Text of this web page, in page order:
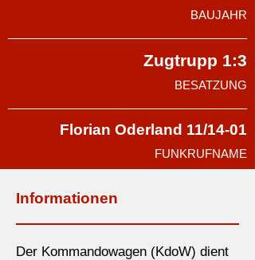
BAUJAHR
Zugtrupp 1:3
BESATZUNG
Florian Oderland 11/14-01
FUNKRUFNAME
Informationen
Der Kommandowagen (KdoW) dient